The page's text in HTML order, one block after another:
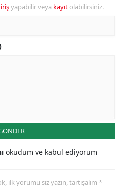
yapabilir veya kayıt olabilirsiniz.
okudum ve kabul ediyorum
ilk yorumu siz yazın, tartışalım *